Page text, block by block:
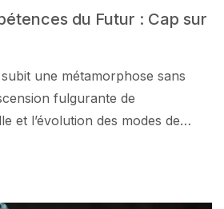
du Futur : Cap sur
une métamorphose sans
fulgurante de
et l’évolution des modes de…